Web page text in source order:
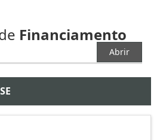
Financiamento
Abrir